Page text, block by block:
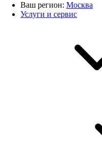
Ваш регион: Москва
Услуги и сервис